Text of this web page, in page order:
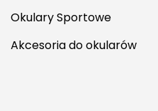
Okulary Sportowe
Akcesoria do okularów